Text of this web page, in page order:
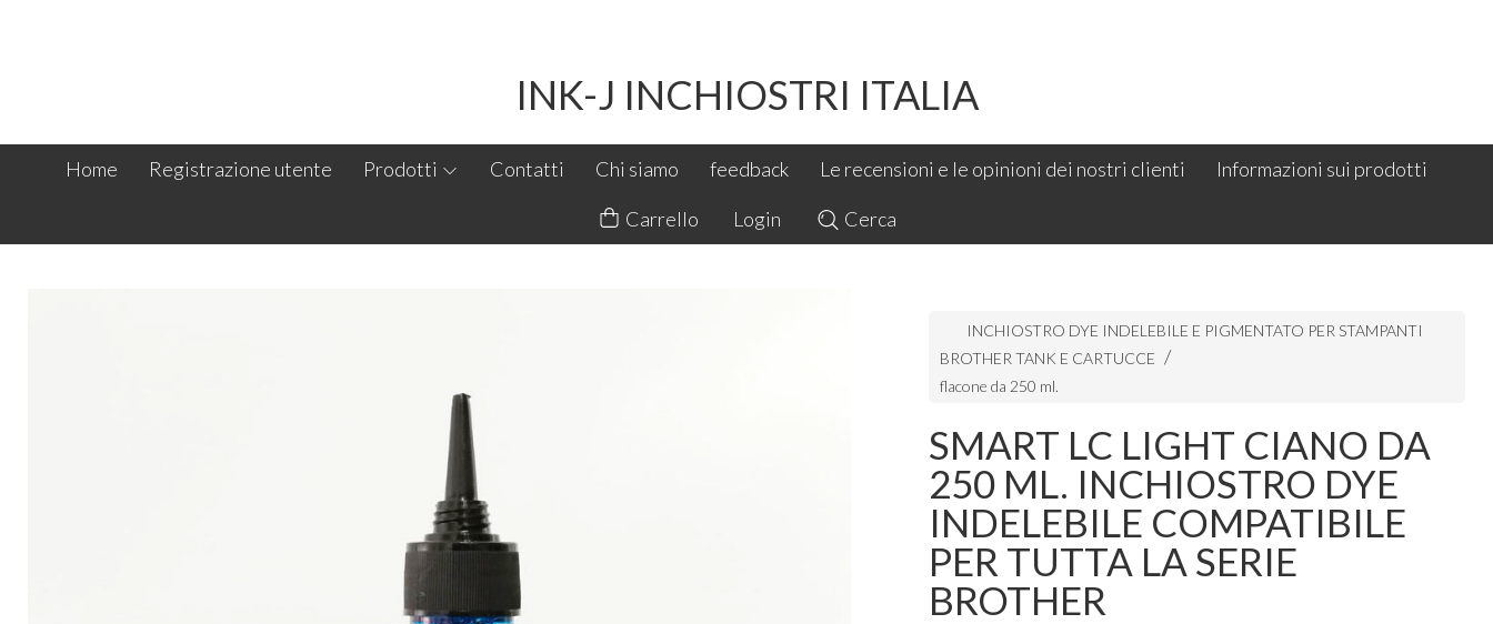
INK-J INCHIOSTRI ITALIA
Home Registrazione utente Prodotti Contatti Chi siamo feedback Le recensioni e le opinioni dei nostri clienti Informazioni sui prodotti
Carrello Login Cerca
INCHIOSTRO DYE INDELEBILE E PIGMENTATO PER STAMPANTI
BROTHER TANK E CARTUCCE
flacone da 250 ml.
SMART LC LIGHT CIANO DA
250 ML. INCHIOSTRO DYE
INDELEBILE COMPATIBILE
PER TUTTA LA SERIE
BROTHER